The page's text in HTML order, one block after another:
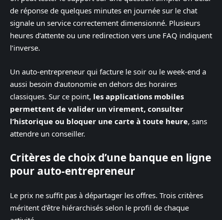
de réponse de quelques minutes en journée sur le chat
signale un service correctement dimensionné. Plusieurs
heures d’attente ou une redirection vers une FAQ indiquent
l’inverse.
Un auto-entrepreneur qui facture le soir ou le week-end a
aussi besoin d’autonomie en dehors des horaires
classiques. Sur ce point, les applications mobiles
permettent de valider un virement, consulter
l’historique ou bloquer une carte à toute heure, sans
attendre un conseiller.
Critères de choix d’une banque en ligne
pour auto-entrepreneur
Le prix ne suffit pas à départager les offres. Trois critères
méritent d’être hiérarchisés selon le profil de chaque